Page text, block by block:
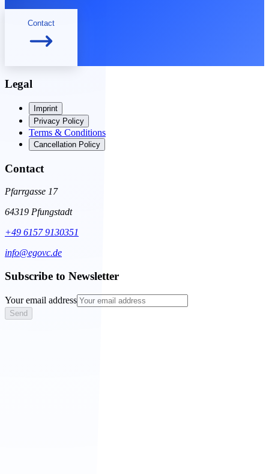
Contact
Legal
Imprint
Privacy Policy
Terms & Conditions
Cancellation Policy
Contact
Pfarrgasse 17
64319 Pfungstadt
+49 6157 9130351
info@egovc.de
Subscribe to Newsletter
Your email address
Send